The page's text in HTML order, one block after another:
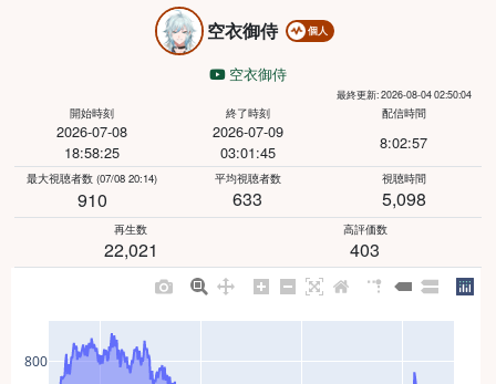
空衣御侍
個人
空衣御侍
最終更新: 2026-08-04 02:50:04
開始時刻
2026-07-08
18:58:25
終了時刻
2026-07-09
03:01:45
配信時間
8:02:57
最大視聴者数 (07/08 20:14)
910
平均視聴者数
633
視聴時間
5,098
再生数
22,021
高評価数
403
800